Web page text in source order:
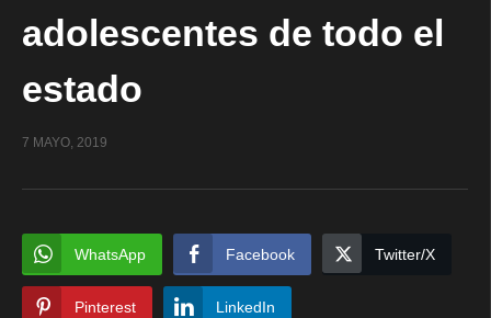
adolescentes de todo el
estado
7 MAYO, 2019
WhatsApp Facebook Twitter/X
Pinterest LinkedIn